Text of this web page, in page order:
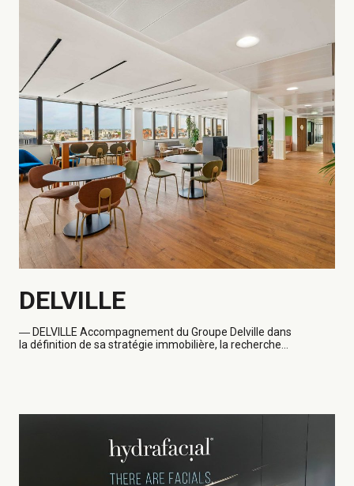
DELVILLE
― DELVILLE Accompagnement du Groupe Delville dans
la définition de sa stratégie immobilière, la recherche...